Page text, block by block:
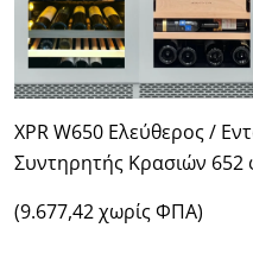
XPR W650 Ελεύθερος /
Συντηρητής Κρασιών
(9.677,42 χωρίς ΦΠΑ)